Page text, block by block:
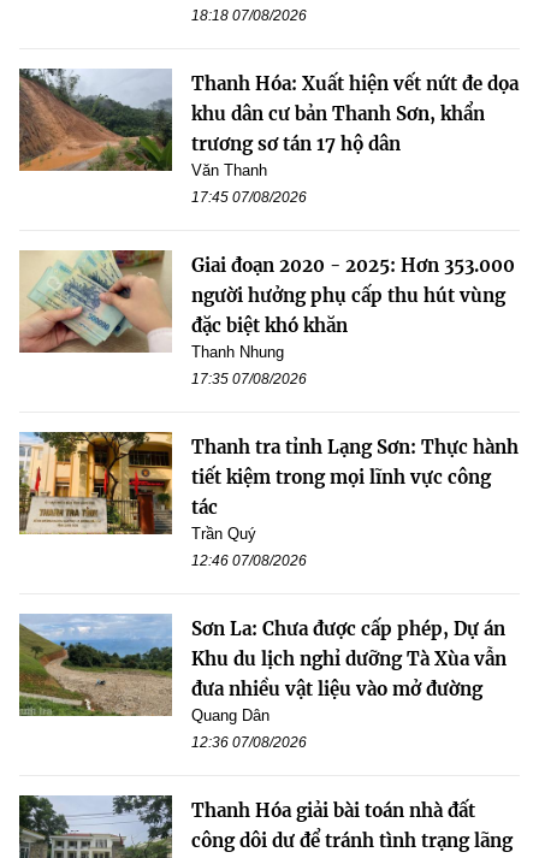
18:18 07/08/2026
Thanh Hóa: Xuất hiện vết nứt đe dọa
khu dân cư bản Thanh Sơn, khẩn
trương sơ tán 17 hộ dân
Văn Thanh
17:45 07/08/2026
Giai đoạn 2020 - 2025: Hơn 353.000
người hưởng phụ cấp thu hút vùng
đặc biệt khó khăn
Thanh Nhung
17:35 07/08/2026
Thanh tra tỉnh Lạng Sơn: Thực hành
tiết kiệm trong mọi lĩnh vực công
tác
Trần Quý
12:46 07/08/2026
Sơn La: Chưa được cấp phép, Dự án
Khu du lịch nghỉ dưỡng Tà Xùa vẫn
đưa nhiều vật liệu vào mở đường
Quang Dân
12:36 07/08/2026
Thanh Hóa giải bài toán nhà đất
công dôi dư để tránh tình trạng lãng